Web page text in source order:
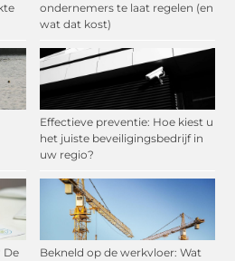
ondernemers te laat regelen (en
wat dat kost)
Effectieve preventie: Hoe kiest u
het juiste beveiligingsbedrijf in
uw regio?
De
Bekneld op de werkvloer: Wat